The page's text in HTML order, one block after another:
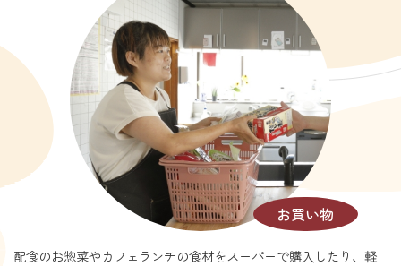
お買い物
配食のお惣菜やカフェランチの食材をスーパーで購入したり、軽